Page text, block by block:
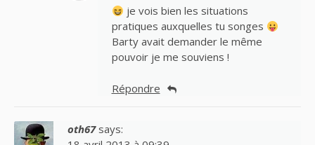
je vois bien les situations
pratiques auxquelles tu songes
Barty avait demander le même
pouvoir je me souviens !
Répondre
oth67 says: